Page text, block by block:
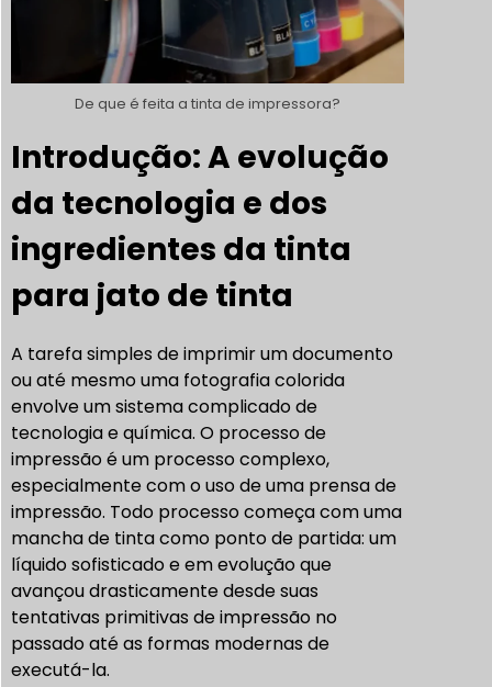
De que é feita a tinta de impressora?
Introdução: A evolução
da tecnologia e dos
ingredientes da tinta
para jato de tinta
A tarefa simples de imprimir um documento
ou até mesmo uma fotografia colorida
envolve um sistema complicado de
tecnologia e química. O processo de
impressão é um processo complexo,
especialmente com o uso de uma prensa de
impressão. Todo processo começa com uma
mancha de tinta como ponto de partida: um
líquido sofisticado e em evolução que
avançou drasticamente desde suas
tentativas primitivas de impressão no
passado até as formas modernas de
executá-la.